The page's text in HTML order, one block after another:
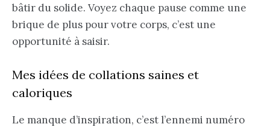
bâtir du solide. Voyez chaque pause comme une
brique de plus pour votre corps, c’est une
opportunité à saisir.
Mes idées de collations saines et
caloriques
Le manque d’inspiration, c’est l’ennemi numéro